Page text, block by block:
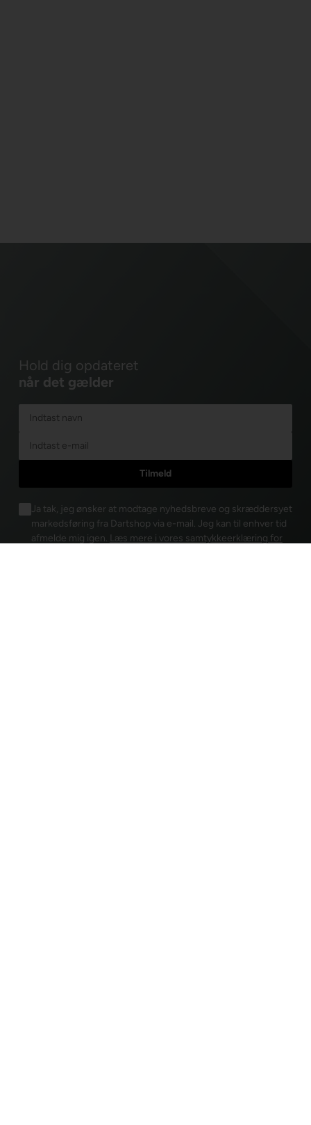
Hold dig opdateret
når det gælder
Ja tak, jeg ønsker at modtage nyhedsbreve og skræddersyet
markedsføring fra Dartshop via e-mail. Jeg kan til enhver tid
afmelde mig igen. Læs mere i vores samtykkeerklæring for